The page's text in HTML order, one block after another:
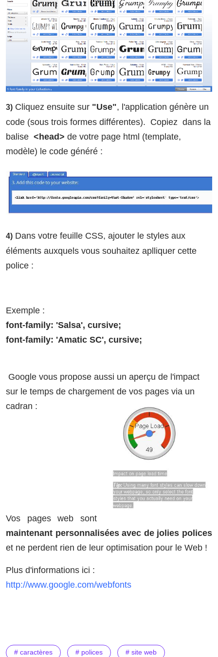
3) Cliquez ensuite sur "Use", l'application génère un
code (sous trois formes différentes). Copiez dans la
balise <head> de votre page html (template,
modèle) le code généré :
4) Dans votre feuille CSS, ajouter le styles aux
éléments auxquels vous souhaitez aplliquer cette
police :
Exemple :
font-family: 'Salsa', cursive;
font-family: 'Amatic SC', cursive;
Google vous propose aussi un aperçu de l'impact
sur le temps de chargement de vos pages via un
cadran :
Vos pages web sont
maintenant personnalisées avec de jolies polices
et ne perdent rien de leur optimisation pour le Web !
Plus d'informations ici :
http://www.google.com/webfonts
# caractères # polices # site web